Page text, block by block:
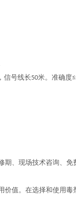
，信号线长50米。准确度
、现场技术咨询、
值。在选择和使用